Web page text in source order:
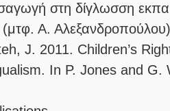
στη δίγλωσση
Α.
J. 2011. Children’s
In P. Jones and G.